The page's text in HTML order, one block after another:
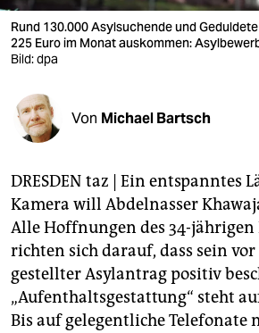
verlag
veranstaltungen
shop
fragen & hilfe
abo
genossenschaft
epaper login
Rund 130.000 Asylsuchende und
225 Euro im Monat auskommen:
Bild: dpa
Von Michael Bartsch
DRESDEN taz | Ein entspanntes
Kamera will Abdelnasser
Alle Hoffnungen des 34-jährigen
richten sich darauf, dass sein
gestellter Asylantrag positiv
„Aufenthaltsgestattung“ steht
Bis auf gelegentliche Telefonate